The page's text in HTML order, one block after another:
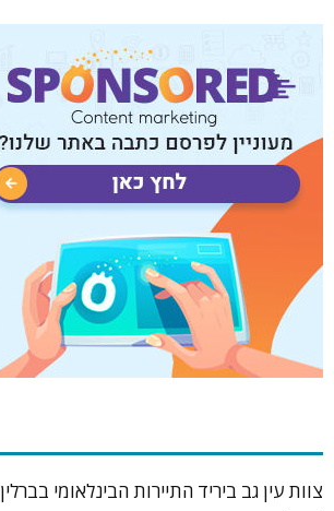
צוות עין גב ביריד התיירות הבינלאומי בברלין ITB